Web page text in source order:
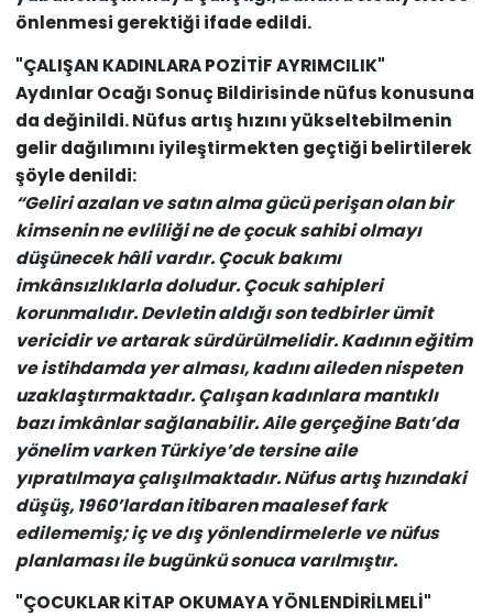
önlenmesi gerektiği ifade edildi.
"ÇALIŞAN KADINLARA POZİTİF AYRIMCILIK"
Aydınlar Ocağı Sonuç Bildirisinde nüfus konusuna
da değinildi. Nüfus artış hızını yükseltebilmenin
gelir dağılımını iyileştirmekten geçtiği belirtilerek
şöyle denildi:
“Geliri azalan ve satın alma gücü perişan olan bir
kimsenin ne evliliği ne de çocuk sahibi olmayı
düşünecek hâli vardır. Çocuk bakımı
imkânsızlıklarla doludur. Çocuk sahipleri
korunmalıdır. Devletin aldığı son tedbirler ümit
vericidir ve artarak sürdürülmelidir. Kadının eğitim
ve istihdamda yer alması, kadını aileden nispeten
uzaklaştırmaktadır. Çalışan kadınlara mantıklı
bazı imkânlar sağlanabilir. Aile gerçeğine Batı’da
yönelim varken Türkiye’de tersine aile
yıpratılmaya çalışılmaktadır. Nüfus artış hızındaki
düşüş, 1960’lardan itibaren maalesef fark
edilememiş; iç ve dış yönlendirmelerle ve nüfus
planlaması ile bugünkü sonuca varılmıştır.
"ÇOCUKLAR KİTAP OKUMAYA YÖNLENDİRİLMELİ"